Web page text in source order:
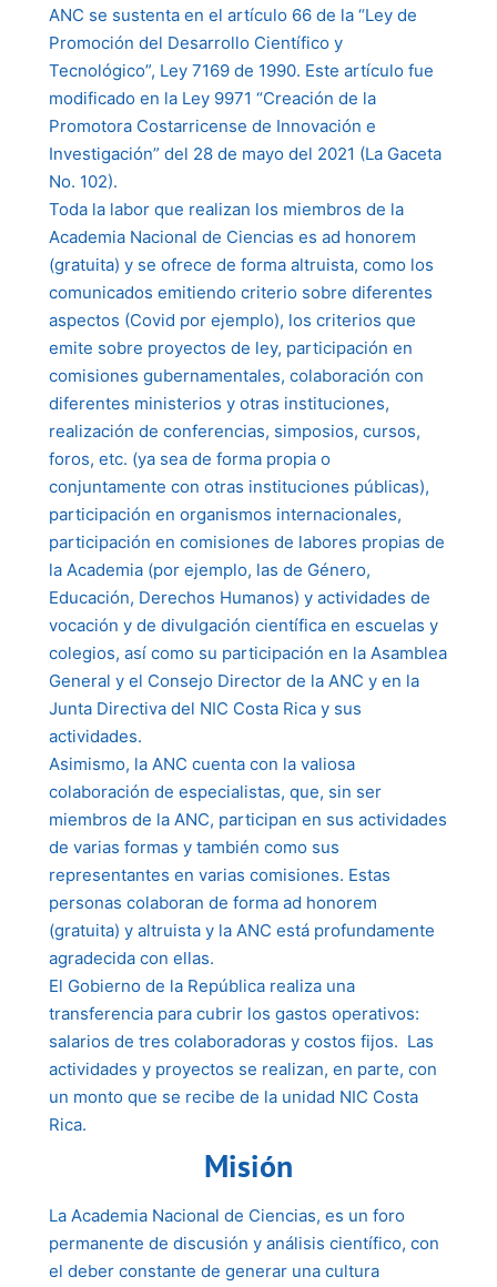
ANC se sustenta en el artículo 66 de la “Ley de
Promoción del Desarrollo Científico y
Tecnológico”, Ley 7169 de 1990. Este artículo fue
modificado en la Ley 9971 “Creación de la
Promotora Costarricense de Innovación e
Investigación” del 28 de mayo del 2021 (La Gaceta
No. 102).
Toda la labor que realizan los miembros de la
Academia Nacional de Ciencias es ad honorem
(gratuita) y se ofrece de forma altruista, como los
comunicados emitiendo criterio sobre diferentes
aspectos (Covid por ejemplo), los criterios que
emite sobre proyectos de ley, participación en
comisiones gubernamentales, colaboración con
diferentes ministerios y otras instituciones,
realización de conferencias, simposios, cursos,
foros, etc. (ya sea de forma propia o
conjuntamente con otras instituciones públicas),
participación en organismos internacionales,
participación en comisiones de labores propias de
la Academia (por ejemplo, las de Género,
Educación, Derechos Humanos) y actividades de
vocación y de divulgación científica en escuelas y
colegios, así como su participación en la Asamblea
General y el Consejo Director de la ANC y en la
Junta Directiva del NIC Costa Rica y sus
actividades.
Asimismo, la ANC cuenta con la valiosa
colaboración de especialistas, que, sin ser
miembros de la ANC, participan en sus actividades
de varias formas y también como sus
representantes en varias comisiones. Estas
personas colaboran de forma ad honorem
(gratuita) y altruista y la ANC está profundamente
agradecida con ellas.
El Gobierno de la República realiza una
transferencia para cubrir los gastos operativos:
salarios de tres colaboradoras y costos fijos. Las
actividades y proyectos se realizan, en parte, con
un monto que se recibe de la unidad NIC Costa
Rica.
Misión
La Academia Nacional de Ciencias, es un foro
permanente de discusión y análisis científico, con
el deber constante de generar una cultura